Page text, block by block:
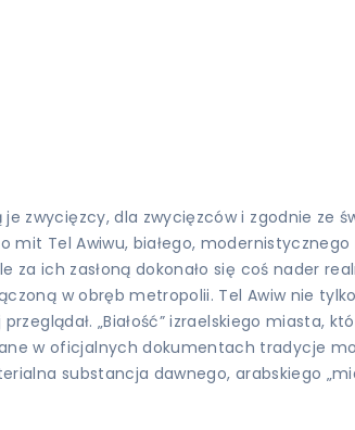
zwycięzcy, dla zwycięzców i zgodnie ze
mit Tel Awiwu, białego,
za ich zasłoną dokonało się coś nader
w obręb metropolii. Tel Awiw nie
„Białość” izraelskiego miasta,
w oficjalnych dokumentach tradycje
substancja dawnego, arabskiego